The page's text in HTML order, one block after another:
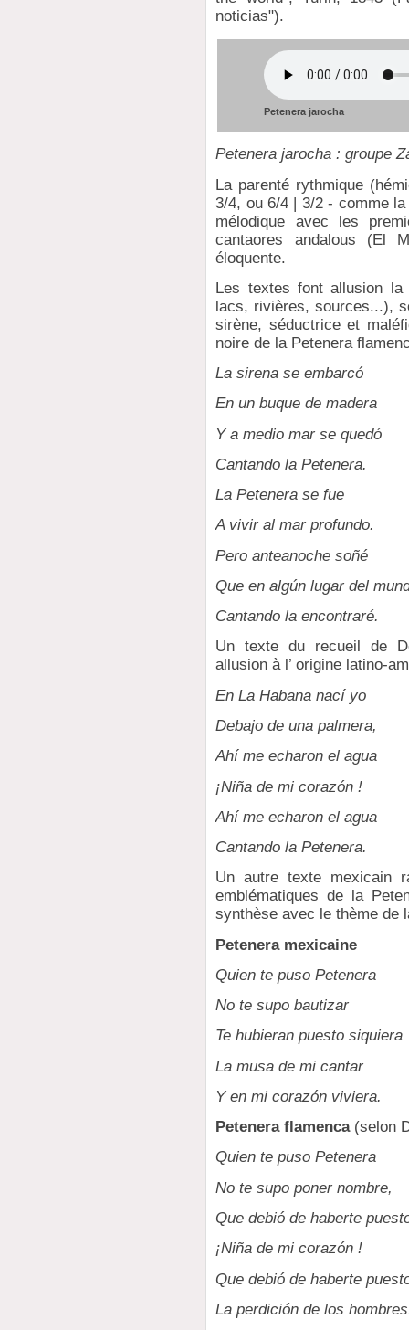
noticias").
Petenera jarocha
Petenera jarocha : groupe
La parenté rythmique
3/4, ou 6/4 | 3/2 - comme
mélodique avec les
cantaores andalous (El
éloquente.
Les textes font allusion la
lacs, rivières, sources...),
sirène, séductrice et
noire de la Petenera
La sirena se embarcó
En un buque de madera
Y a medio mar se quedó
Cantando la Petenera.
La Petenera se fue
A vivir al mar profundo.
Pero anteanoche soñé
Que en algún lugar del
Cantando la encontraré.
Un texte du recueil de
allusion à l’ origine latino-
En La Habana nací yo
Debajo de una palmera,
Ahí me echaron el agua
¡Niña de mi corazón !
Ahí me echaron el agua
Cantando la Petenera.
Un autre texte mexicain
emblématiques de la
synthèse avec le thème de
Petenera mexicaine
Quien te puso Petenera
No te supo bautizar
Te hubieran puesto siquiera
La musa de mi cantar
Y en mi corazón viviera.
Petenera flamenca(selon
Quien te puso Petenera
No te supo poner nombre,
Que debió de haberte
¡Niña de mi corazón !
Que debió de haberte
La perdición de los